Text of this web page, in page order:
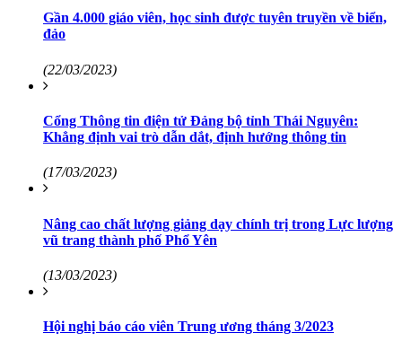
Gần 4.000 giáo viên, học sinh được tuyên truyền về biển,
đảo
(22/03/2023)
Cổng Thông tin điện tử Đảng bộ tỉnh Thái Nguyên:
Khẳng định vai trò dẫn dắt, định hướng thông tin
(17/03/2023)
Nâng cao chất lượng giảng dạy chính trị trong Lực lượng
vũ trang thành phố Phổ Yên
(13/03/2023)
Hội nghị báo cáo viên Trung ương tháng 3/2023